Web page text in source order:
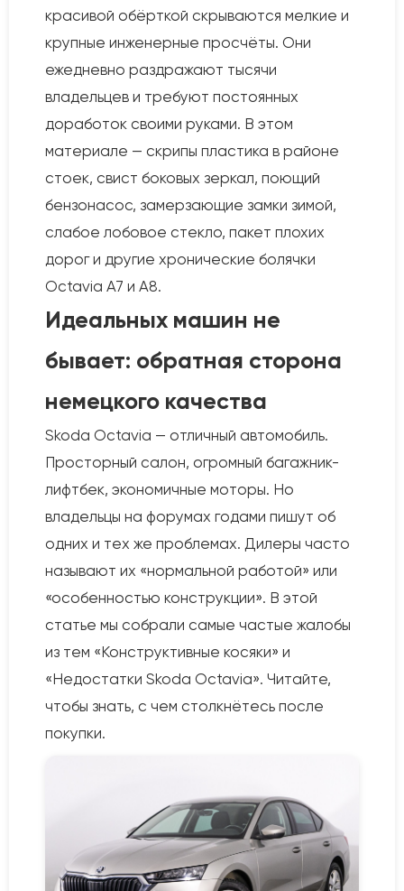
красивой обёрткой скрываются мелкие и
крупные инженерные просчёты. Они
ежедневно раздражают тысячи
владельцев и требуют постоянных
доработок своими руками. В этом
материале — скрипы пластика в районе
стоек, свист боковых зеркал, поющий
бензонасос, замерзающие замки зимой,
слабое лобовое стекло, пакет плохих
дорог и другие хронические болячки
Octavia A7 и A8.
Идеальных машин не
бывает: обратная сторона
немецкого качества
Skoda Octavia — отличный автомобиль.
Просторный салон, огромный багажник-
лифтбек, экономичные моторы. Но
владельцы на форумах годами пишут об
одних и тех же проблемах. Дилеры часто
называют их «нормальной работой» или
«особенностью конструкции». В этой
статье мы собрали самые частые жалобы
из тем «Конструктивные косяки» и
«Недостатки Skoda Octavia». Читайте,
чтобы знать, с чем столкнётесь после
покупки.